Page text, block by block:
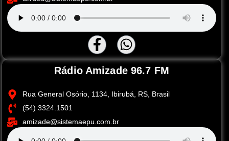
Rádio Amizade 96.7 FM
Rua General Osório, 1134, Ibirubá, RS, Brasil
(54) 3324.1501
amizade@sistemaepu.com.br